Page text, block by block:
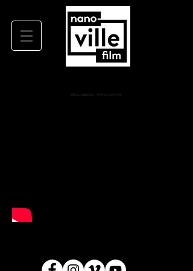
RÉALISATION - PRODUCTION